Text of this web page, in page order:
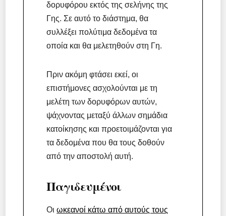
δορυφόρου εκτός της σελήνης της
Γης. Σε αυτό το διάστημα, θα
συλλέξει πολύτιμα δεδομένα τα
οποία και θα μελετηθούν στη Γη.
Πριν ακόμη φτάσει εκεί, οι
επιστήμονες ασχολούνται με τη
μελέτη των δορυφόρων αυτών,
ψάχνοντας μεταξύ άλλων σημάδια
κατοίκησης και προετοιμάζονται για
τα δεδομένα που θα τους δοθούν
από την αποστολή αυτή.
Παγιδευμένοι
Οιωκεανοί κάτω από αυτούς τους